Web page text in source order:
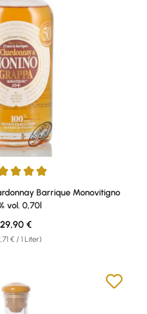
von 4.88 von 5 Sternen
Barrique Monovitigno
vol. 0,70l
€ / 1 Liter)
Regulärer Preis:
29,90 €